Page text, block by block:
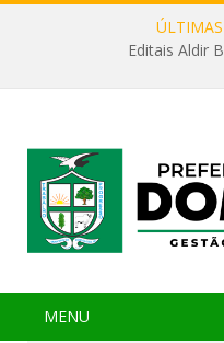
Editais Aldir
MENU